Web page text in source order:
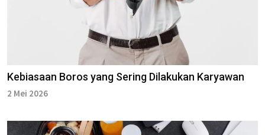
Kebiasaan Boros yang Sering Dilakukan Karyawan
2 Mei 2026